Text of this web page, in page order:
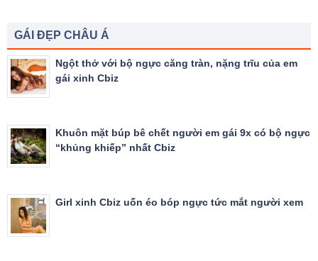
GÁI ĐẸP CHÂU Á
Ngột thở với bộ ngực căng tràn, nặng trĩu của em
gái xinh Cbiz
Khuôn mặt búp bê chết người em gái 9x có bộ ngực
“khủng khiếp” nhất Cbiz
Girl xinh Cbiz uốn éo bóp ngực tức mắt người xem